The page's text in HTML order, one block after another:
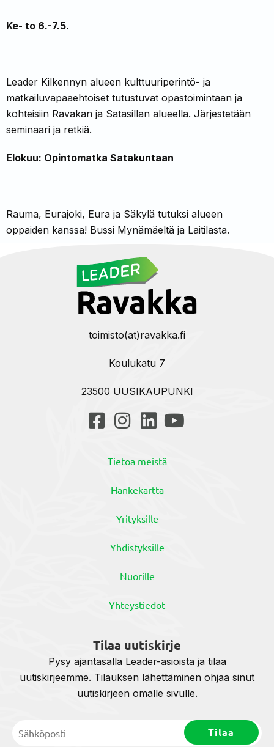
Ke- to 6.-7.5.
Leader Kilkennyn alueen kulttuuriperintö- ja
matkailuvapaaehtoiset tutustuvat opastoimintaan ja
kohteisiin Ravakan ja Satasillan alueella. Järjestetään
seminaari ja retkiä.
Elokuu: Opintomatka Satakuntaan
Rauma, Eurajoki, Eura ja Säkylä tutuksi alueen
oppaiden kanssa! Bussi Mynämäeltä ja Laitilasta.
toimisto(at)ravakka.fi
Koulukatu 7
23500 UUSIKAUPUNKI
Tietoa meistä
Hankekartta
Yrityksille
Yhdistyksille
Nuorille
Yhteystiedot
Tilaa uutiskirje
Pysy ajantasalla Leader-asioista ja tilaa
uutiskirjeemme. Tilauksen lähettäminen ohjaa sinut
uutiskirjeen omalle sivulle.